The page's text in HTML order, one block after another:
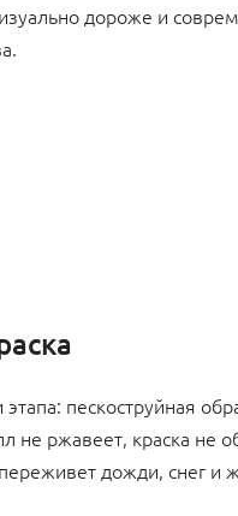
дороже и
пескоструйная
не ржавеет, краска не
дожди, снег и